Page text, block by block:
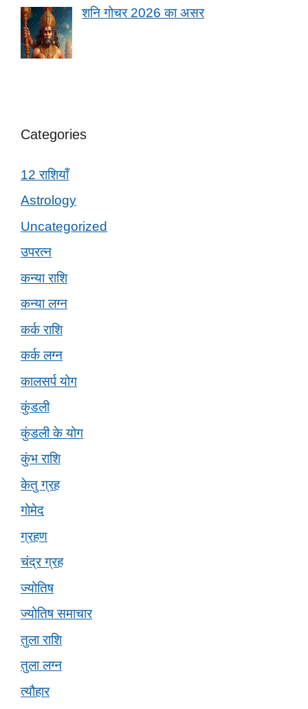
शनि गोचर 2026 का असर
Categories
12 राशियाँ
Astrology
Uncategorized
उपरत्न
कन्या राशि
कन्या लग्न
कर्क राशि
कर्क लग्न
कालसर्प योग
कुंडली
कुंडली के योग
कुंभ राशि
केतु ग्रह
गोमेद
ग्रहण
चंद्र ग्रह
ज्योतिष
ज्योतिष समाचार
तुला राशि
तुला लग्न
त्यौहार